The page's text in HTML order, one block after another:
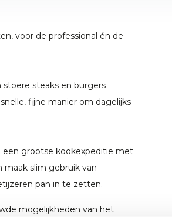
voor de professional én de
steaks en burgers
fijne manier om dagelijks
een grootse kookexpeditie met
maak slim gebruik van
pan in te zetten.
mogelijkheden van het